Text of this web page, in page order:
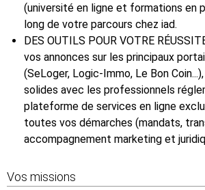
(université en ligne et formations en
long de votre parcours chez iad.
DES OUTILS POUR VOTRE
vos annonces sur les principaux
(SeLoger, Logic-Immo, Le Bon
solides avec les professionnels
plateforme de services en ligne
toutes vos démarches (mandats,
accompagnement marketing et
Vos missions